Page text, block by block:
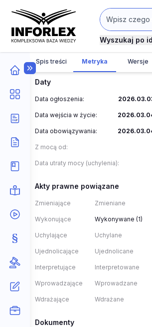
Wyszukaj po
Spis treści Metryka Wersje
Daty
Data ogłoszenia:
Data wejścia w życie:
Data obowiązywania:
Z mocą od:
Data utraty mocy (uchylenia):
Akty prawne powiązane
Zmieniające Zmieniane
Wykonujące Wykonywane (1)
Uchylające Uchylane
Ujednolicające Ujednolicane
Interpretujące Interpretowane
Wprowadzające Wprowadzane
Wdrażające Wdrażane
Dokumenty